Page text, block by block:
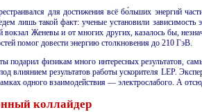
для достижения всё бо́льших энергий
лишь такой факт: ученые установили
вокзал Женевы и от многих других, казалось бы,
помог довести энергию столкновения до 210 ГэВ.
подарил физикам много интересных результатов,
влиянием результатов работы ускорителя LEP.
одного взаимо­действия — электрослабого. А
коллайдер